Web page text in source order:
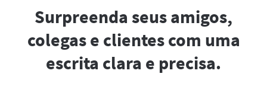
Surpreenda seus amigos,
colegas e clientes com uma
escrita clara e precisa.